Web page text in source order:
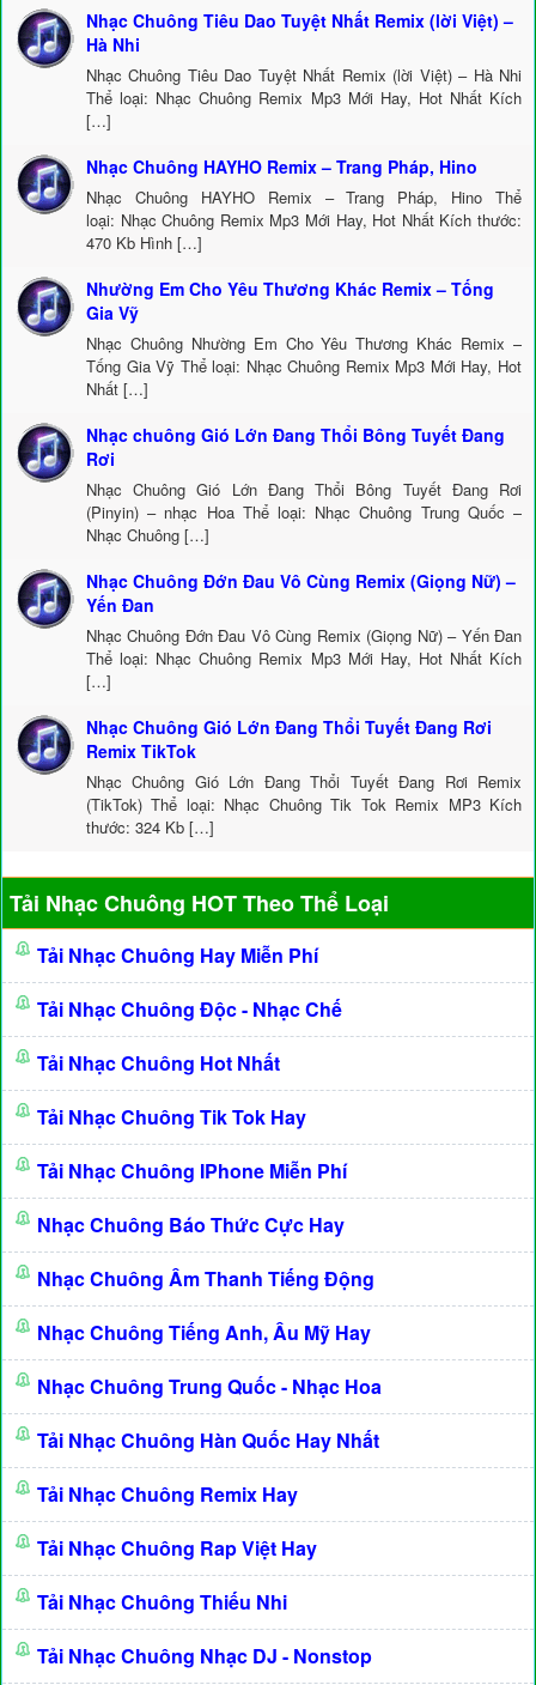
Nhạc Chuông Tiêu Dao Tuyệt Nhất Remix (lời Việt) –
Hà Nhi
Nhạc Chuông Tiêu Dao Tuyệt Nhất Remix (lời Việt) – Hà Nhi
Thể loại: Nhạc Chuông Remix Mp3 Mới Hay, Hot Nhất Kích
[…]
Nhạc Chuông HAYHO Remix – Trang Pháp, Hino
Nhạc Chuông HAYHO Remix – Trang Pháp, Hino Thể
loại: Nhạc Chuông Remix Mp3 Mới Hay, Hot Nhất Kích thước:
470 Kb Hình […]
Nhường Em Cho Yêu Thương Khác Remix – Tống
Gia Vỹ
Nhạc Chuông Nhường Em Cho Yêu Thương Khác Remix –
Tống Gia Vỹ Thể loại: Nhạc Chuông Remix Mp3 Mới Hay, Hot
Nhất […]
Nhạc chuông Gió Lớn Đang Thổi Bông Tuyết Đang
Rơi
Nhạc Chuông Gió Lớn Đang Thổi Bông Tuyết Đang Rơi
(Pinyin) – nhạc Hoa Thể loại: Nhạc Chuông Trung Quốc –
Nhạc Chuông […]
Nhạc Chuông Đớn Đau Vô Cùng Remix (Giọng Nữ) –
Yến Đan
Nhạc Chuông Đớn Đau Vô Cùng Remix (Giọng Nữ) – Yến Đan
Thể loại: Nhạc Chuông Remix Mp3 Mới Hay, Hot Nhất Kích
[…]
Nhạc Chuông Gió Lớn Đang Thổi Tuyết Đang Rơi
Remix TikTok
Nhạc Chuông Gió Lớn Đang Thổi Tuyết Đang Rơi Remix
(TikTok) Thể loại: Nhạc Chuông Tik Tok Remix MP3 Kích
thước: 324 Kb […]
Tải Nhạc Chuông HOT Theo Thể Loại
Tải Nhạc Chuông Hay Miễn Phí
Tải Nhạc Chuông Độc - Nhạc Chế
Tải Nhạc Chuông Hot Nhất
Tải Nhạc Chuông Tik Tok Hay
Tải Nhạc Chuông IPhone Miễn Phí
Nhạc Chuông Báo Thức Cực Hay
Nhạc Chuông Âm Thanh Tiếng Động
Nhạc Chuông Tiếng Anh, Âu Mỹ Hay
Nhạc Chuông Trung Quốc - Nhạc Hoa
Tải Nhạc Chuông Hàn Quốc Hay Nhất
Tải Nhạc Chuông Remix Hay
Tải Nhạc Chuông Rap Việt Hay
Tải Nhạc Chuông Thiếu Nhi
Tải Nhạc Chuông Nhạc DJ - Nonstop